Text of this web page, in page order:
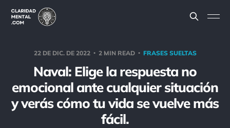
22 DE DIC. DE 2022 2 MIN READ FRASES SUELTAS
Naval: Elige la respuesta no
emocional ante cualquier situación
y verás cómo tu vida se vuelve más
fácil.